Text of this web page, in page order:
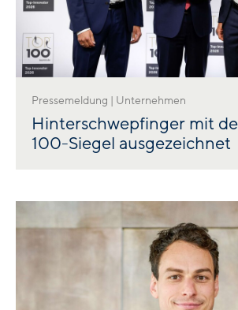
Pressemeldung | Unternehmen
Hinterschwepfinger mit
100-Siegel ausgezeichnet